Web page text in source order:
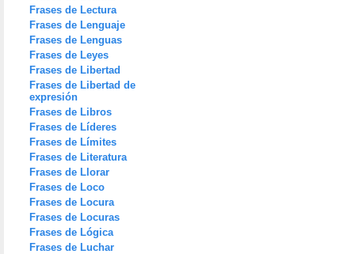
Frases de Lectura
Frases de Lenguaje
Frases de Lenguas
Frases de Leyes
Frases de Libertad
Frases de Libertad de
expresión
Frases de Libros
Frases de Líderes
Frases de Límites
Frases de Literatura
Frases de Llorar
Frases de Loco
Frases de Locura
Frases de Locuras
Frases de Lógica
Frases de Luchar